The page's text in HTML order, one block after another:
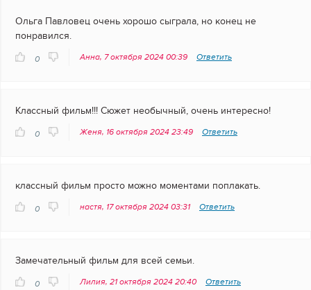
Ольга Павловец очень хорошо сыграла, но конец не
понравился.
0 Анна, 7 октября 2024 00:39 Ответить
Классный фильм!!! Сюжет необычный, очень интересно!
0 Женя, 16 октября 2024 23:49 Ответить
классный фильм просто можно моментами поплакать.
0 настя, 17 октября 2024 03:31 Ответить
Замечательный фильм для всей семьи.
0 Лилия, 21 октября 2024 20:40 Ответить